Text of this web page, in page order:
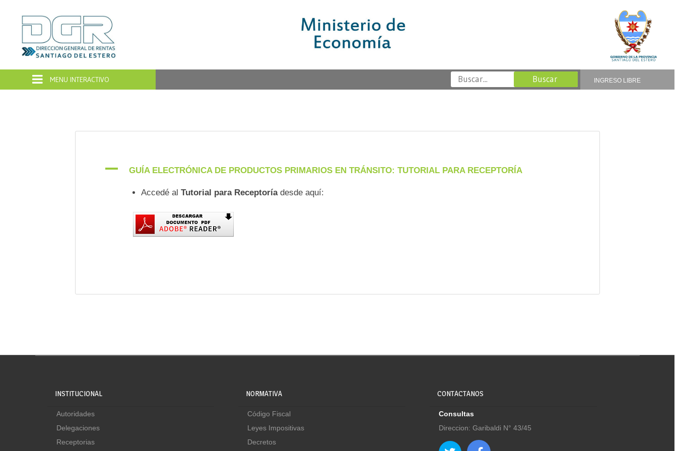
Santiago
del
Estero
INGRESO LIBRE
A GUÍA ELECTRÓNICA DE PRODUCTOS PRIMARIOS EN TRÁNSITO: TUTORIAL PARA RECEPTORÍA
Accedé al Tutorial para Receptoríadesde aquí:
INSTITUCIONAL
Autoridades
Delegaciones
Receptorias
NORMATIVA
Código Fiscal
Leyes Impositivas
Decretos
CONTACTANOS
Consultas
Direccion: Garibaldi N° 43/45